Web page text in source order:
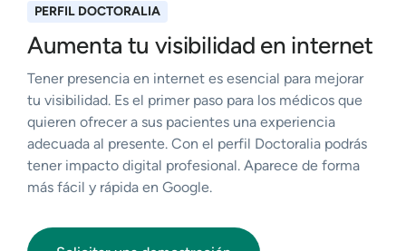
PERFIL DOCTORALIA
Aumenta tu visibilidad en internet
Tener presencia en internet es esencial para mejorar
tu visibilidad. Es el primer paso para los médicos que
quieren ofrecer a sus pacientes una experiencia
adecuada al presente. Con el perfil Doctoralia podrás
tener impacto digital profesional. Aparece de forma
más fácil y rápida en Google.